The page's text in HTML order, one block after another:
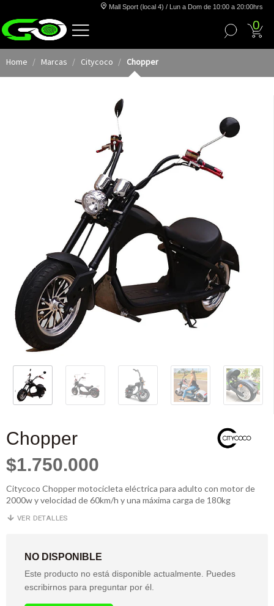
Mall Sport (local 4) / Lun a Dom de 10:00 a 20:00hrs
0
Home Marcas Citycoco Chopper
Chopper
$1.750.000
Citycoco Chopper motocicleta eléctrica para adulto con motor de
2000w y velocidad de 60km/h y una máxima carga de 180kg
VER DETALLES
NO DISPONIBLE
Este producto no está disponible actualmente. Puedes
escribirnos para preguntar por él.